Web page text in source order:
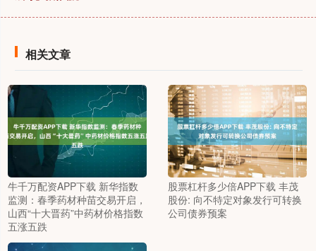
相关文章
牛千万配资APP下载 新华指数
监测：春季药材种苗交易开启，
山西“十大晋药”中药材价格指数
五涨五跌
股票杠杆多少倍APP下载 丰茂
股份: 向不特定对象发行可转换
公司债券预案